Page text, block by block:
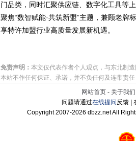
门品类，同时汇聚供应链、数字化工具等
聚焦“数智赋能·共筑新盟”主题，兼顾老
享特许加盟行业高质量发展新机遇。
免责声明： 本文仅代表作者个人观点，与东北制
本站不作任何保证、承诺，并不负任何及连带责
网站首页 - 关于我们
问题请通过在线提问反馈 |
Copyright 2007-2026 dbzz.net All